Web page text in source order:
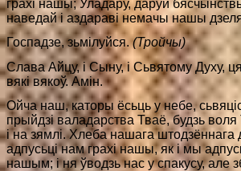
грахі нашы; Уладару, даруй
наведай і аздараві немачы нашы
Госпадзе, зьмілуйся.(Тройчы)
Слава Айцу, і Сыну, і Сьвятому Духу,
вякі вякоў. Амін.
Ойча наш, каторы ёсьць у небе,
прыйдзі валадарства Тваё, будзь воля
і на зямлі. Хлеба нашага штодзённага
адпусьці нам грахі нашы, як і мы
нашым; і ня ўводзь нас у спакусу, але